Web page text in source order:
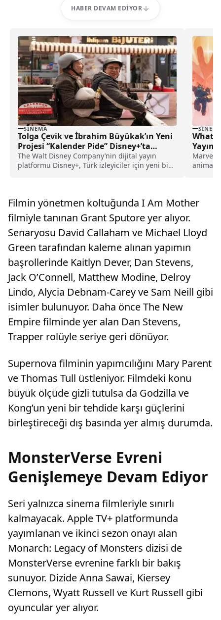
HABER DEVAM EDIYOR
SINEMA
Tolga Çevik ve İbrahim Büyükak’ın Yeni
Projesi “Kalender Pide” Disney+’ta
Yayında
The Walt Disney Company’nin dijital yayın
platformu Disney+, Türk izleyiciler için yeni bir
Filmin yönetmen koltuğunda I Am Mother
filmiyle tanınan Grant Sputore yer alıyor.
Senaryosu David Callaham ve Michael Lloyd
Green tarafından kaleme alınan yapımın
başrollerinde Kaitlyn Dever, Dan Stevens,
Jack O’Connell, Matthew Modine, Delroy
Lindo, Alycia Debnam-Carey ve Sam Neill gibi
isimler bulunuyor. Daha önce The New
Empire filminde yer alan Dan Stevens,
Trapper rolüyle seriye geri dönüyor.
Supernova filminin yapımcılığını Mary Parent
ve Thomas Tull üstleniyor. Filmdeki konu
büyük ölçüde gizli tutulsa da Godzilla ve
Kong’un yeni bir tehdide karşı güçlerini
birleştireceği dış basında yer almış durumda.
MonsterVerse Evreni
Genişlemeye Devam Ediyor
Seri yalnızca sinema filmleriyle sınırlı
kalmayacak. Apple TV+ platformunda
yayımlanan ve ikinci sezon onayı alan
Monarch: Legacy of Monsters dizisi de
MonsterVerse evrenine farklı bir bakış
sunuyor. Dizide Anna Sawai, Kiersey
Clemons, Wyatt Russell ve Kurt Russell gibi
oyuncular yer alıyor.